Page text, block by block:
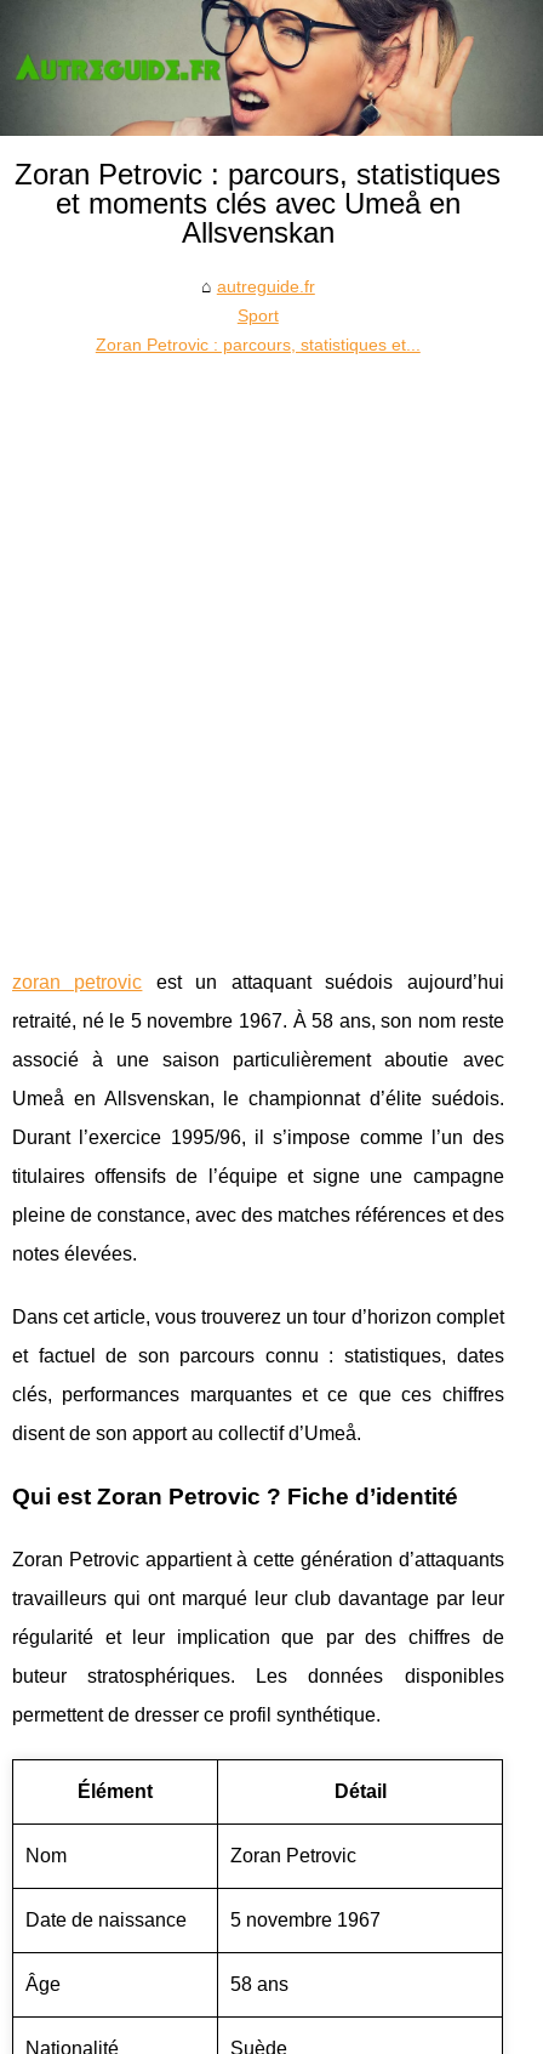
Zoran Petrovic : parcours, statistiques
et moments clés avec Umeå en
Allsvenskan
autreguide.fr
Sport
Zoran Petrovic : parcours, statistiques et...
zoran petrovic est un attaquant suédois aujourd’hui
retraité, né le 5 novembre 1967. À 58 ans, son nom reste
associé à une saison particulièrement aboutie avec
Umeå en Allsvenskan, le championnat d’élite suédois.
Durant l’exercice 1995/96, il s’impose comme l’un des
titulaires offensifs de l’équipe et signe une campagne
pleine de constance, avec des matches références et des
notes élevées.
Dans cet article, vous trouverez un tour d’horizon complet
et factuel de son parcours connu : statistiques, dates
clés, performances marquantes et ce que ces chiffres
disent de son apport au collectif d’Umeå.
Qui est Zoran Petrovic ? Fiche d’identité
Zoran Petrovic appartient à cette génération d’attaquants
travailleurs qui ont marqué leur club davantage par leur
régularité et leur implication que par des chiffres de
buteur stratosphériques. Les données disponibles
permettent de dresser ce profil synthétique.
Élément Détail
Nom Zoran Petrovic
Date de naissance 5 novembre 1967
Âge 58 ans
Nationalité Suède